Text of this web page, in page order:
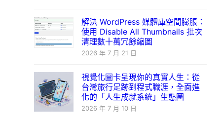
解決 WordPress 媒體庫空間膨脹：
使用 Disable All Thumbnails 批次
清理數十萬冗餘縮圖
2026 年 7 月 21 日
視覺化圖卡呈現你的真實人生：從
台灣旅行足跡到程式職涯，全面進
化的「人生成就系統」生態圈
2026 年 7 月 10 日